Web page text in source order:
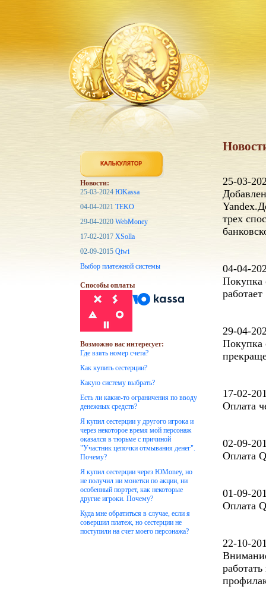
25-03-
трех
04-04-
Покупка
работает
29-04-
Покупка
17-02-
Оплата
02-09-
Оплата
01-09-
Оплата
22-10-
Новости:
25-03-2024 ЮKassa
04-04-2021 TEKO
29-04-2020 WebMoney
17-02-2017 XSolla
02-09-2015 Qiwi
Выбор платежной системы
Способы оплаты
Возможно вас интересует:
Где взять номер счета?
Как купить сестерции?
Какую систему выбрать?
Есть ли какие-то ограничения по вводу
денежных средств?
Я купил сестерции у другого игрока и
через некоторое время мой персонаж
оказался в тюрьме с причиной
"Участник цепочки отмывания денег".
Почему?
Я купил сестерции через ЮMoney, но
не получил ни монетки по акции, ни
особенный портрет, как некоторые
другие игроки. Почему?
Куда мне обратиться в случае, если я
совершил платеж, но сестерции не
поступили на счет моего персонажа?